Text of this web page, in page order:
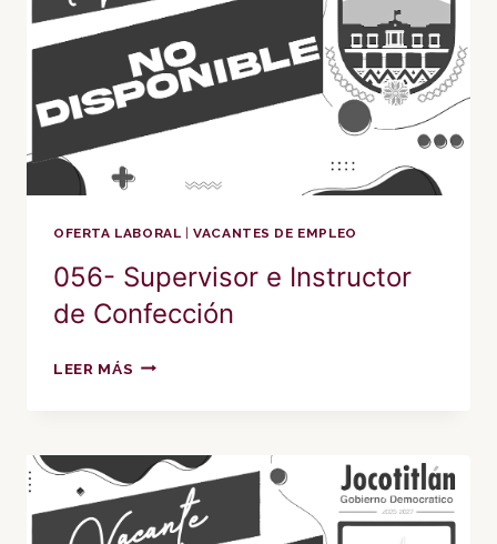
OFERTA LABORAL |VACANTES DE EMPLEO
056- Supervisor e Instructor
de Confección
LEER MÁS 056-
DE
CONFECCIÓN